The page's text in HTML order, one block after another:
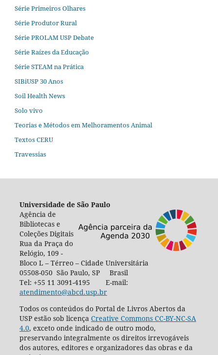
Série Primeiros Olhares
Série Produtor Rural
Série PROLAM USP Debate
Série Raízes da Educação
Série STEAM na Prática
SIBiUSP 30 Anos
Soil Health News
Solo vivo
Teorias e Métodos em Melhoramentos Animal
Textos CERU
Travessias
Universidade de São Paulo
Agência de
Bibliotecas e
Coleções Digitais
Rua da Praça do
Relógio, 109 -
Bloco L – Térreo – Cidade Universitária
05508-050 São Paulo, SP Brasil
Tel: +55 11 3091-4195 E-mail:
atendimento@abcd.usp.br
Todos os conteúdos do Portal de Livros Abertos da
USP estão sob licença Creative Commons CC-BY-NC-SA
4.0, exceto onde indicado de outro modo,
preservando integralmente os direitos irrevogáveis
dos autores, editores e organizadores das obras e da